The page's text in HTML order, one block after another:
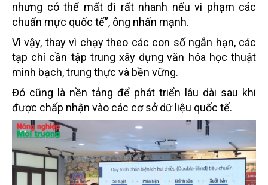
nhưng có thể mất đi rất nhanh nếu vi phạm các
chuẩn mực quốc tế”, ông nhấn mạnh.
Vì vậy, thay vì chạy theo các con số ngắn hạn, các
tạp chí cần tập trung xây dựng văn hóa học thuật
minh bạch, trung thực và bền vững.
Đó cũng là nền tảng để phát triển lâu dài sau khi
được chấp nhận vào các cơ sở dữ liệu quốc tế.